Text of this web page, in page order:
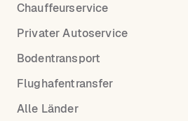
Chauffeurservice
Privater Autoservice
Bodentransport
Flughafentransfer
Alle Länder